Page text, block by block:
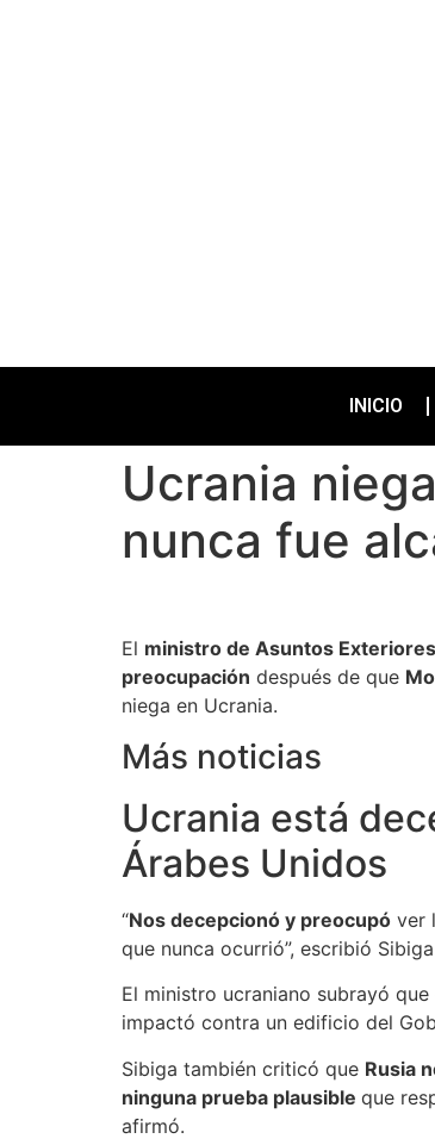
INICIO
Ucrania
nunca fue
El ministro de Asuntos
preocupación después de que
niega en Ucrania.
Más noticias
Ucrania está
Árabes Unidos
“Nos decepcionó y preocupó ver
que nunca ocurrió”, escribió
El ministro ucraniano subrayó
impactó contra un edificio del
Sibiga también criticó que Rusia
ninguna prueba plausible que
afirmó.